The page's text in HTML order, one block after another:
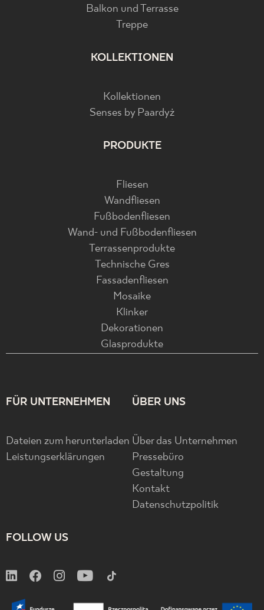
Balkon und Terrasse
Treppe
KOLLEKTIONEN
Kollektionen
Senses by Paardyż
PRODUKTE
Fliesen
Wandfliesen
Fußbodenfliesen
Wand- und Fußbodenfliesen
Terrassenprodukte
Technische Gres
Fassadenfliesen
Mosaike
Klinker
Dekorationen
Glasprodukte
FÜR UNTERNEHMEN
Dateien zum herunterladen
Leistungserklärungen
ÜBER UNS
Über das Unternehmen
Pressebüro
Gestaltung
Kontakt
Datenschutzpolitik
FOLLOW US